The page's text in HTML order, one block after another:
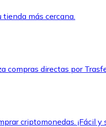
más cercana.
compras directas por
criptomonedas. ¡Fácil y